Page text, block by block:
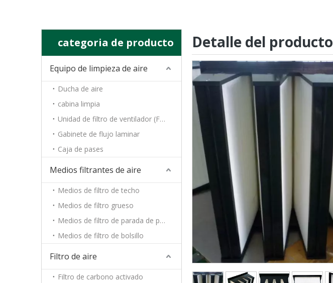
categoria de producto
Equipo de limpieza de aire
Ducha de aire
cabina limpia
Unidad de filtro de ventilador (FFU)
Gabinete de flujo laminar
Caja de pases
Medios filtrantes de aire
Medios de filtro de techo
Medios de filtro grueso
Medios de filtro de parada de pintura
Medios de filtro de bolsillo
Filtro de aire
Filtro de carbono activado
Detalle del producto